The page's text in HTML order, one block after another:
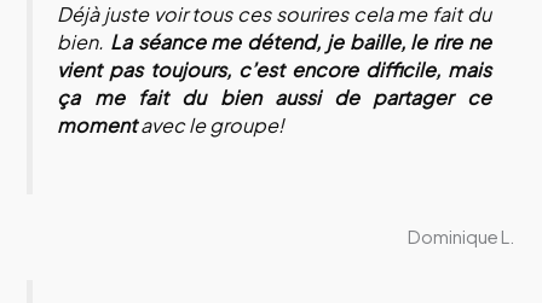
Déjà juste voir tous ces sourires cela me fait du
bien. La séance me détend, je baille, le rire ne
vient pas toujours, c’est encore difficile, mais
çame fait du bien aussi de partager ce
momentavec le groupe!
Dominique L.